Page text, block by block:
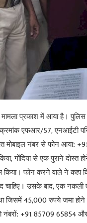
मामला प्रकाश में आया है।
एफआर/57, एनआईटी
मोबाइल नंबर से फोन आया:
गोंदिया से एक पुराने दोस्त
किया। फोन करने वाले ने
उसके बाद, एक नकली
जिसमें 45,000 रुपये जमा
नंबरों: +91 85709 65854